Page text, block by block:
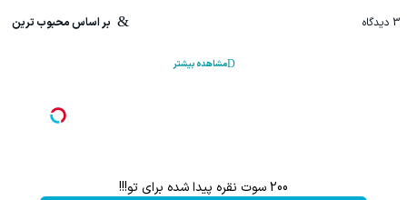
3 دیدگاه بر اساس محبوب ترین
مشاهده بیشتر
200 سوت نقره پیدا شده برای تو!!!